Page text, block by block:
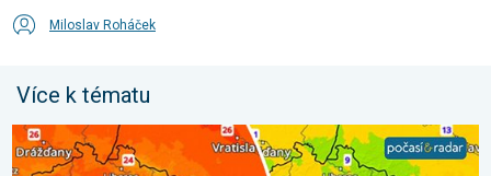
Miloslav Roháček
Více k tématu
Ochlazení bude jen mírné a přechodné. Nadvláda horkého